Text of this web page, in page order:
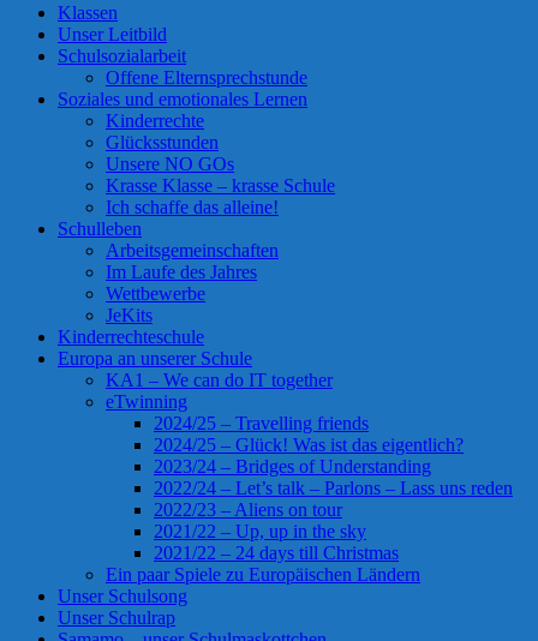
Klassen
Unser Leitbild
Schulsozialarbeit
Offene Elternsprechstunde
Soziales und emotionales Lernen
Kinderrechte
Glücksstunden
Unsere NO GOs
Krasse Klasse – krasse Schule
Ich schaffe das alleine!
Schulleben
Arbeitsgemeinschaften
Im Laufe des Jahres
Wettbewerbe
JeKits
Kinderrechteschule
Europa an unserer Schule
KA1 – We can do IT together
eTwinning
2024/25 – Travelling friends
2024/25 – Glück! Was ist das eigentlich?
2023/24 – Bridges of Understanding
2022/24 – Let’s talk – Parlons – Lass uns reden
2022/23 – Aliens on tour
2021/22 – Up, up in the sky
2021/22 – 24 days till Christmas
Ein paar Spiele zu Europäischen Ländern
Unser Schulsong
Unser Schulrap